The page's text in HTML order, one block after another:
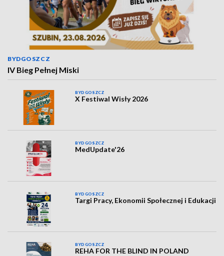
BYDGOSZCZ
IV Bieg Pełnej Miski
BYDGOSZCZ
X Festiwal Wisły 2026
BYDGOSZCZ
MedUpdate'26
BYDGOSZCZ
Targi Pracy, Ekonomii Społecznej i Edukacji
BYDGOSZCZ
REHA FOR THE BLIND IN POLAND